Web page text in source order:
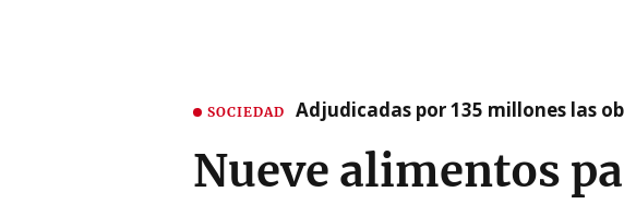
SOCIEDAD Adjudicadas por 135 millones las
Nueve alimentos